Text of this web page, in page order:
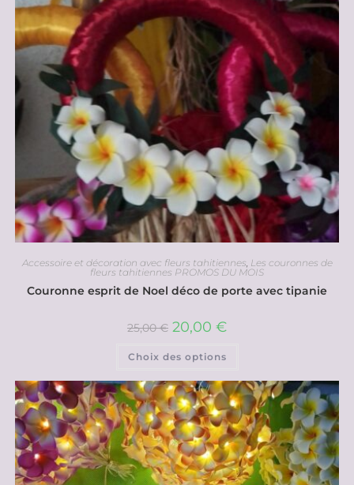
Accessoire et décoration avec fleurs tahitiennes, Les couronnes de
fleurs tahitiennes PROMOS DU MOIS
Couronne esprit de Noel déco de porte avec tipanie
25,00€ 20,00 €
Choix des options